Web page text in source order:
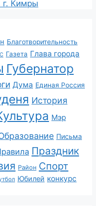
г. Кимры
Благотворительность
Газета Глава города
Губернатор
Дума Единая Россия
История
Мэр
Письма
Праздник
Район Спорт
Юбилей конкурс